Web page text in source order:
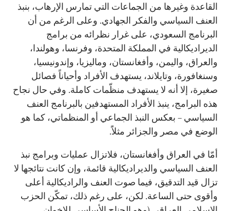
القاعدة وغيرها من الجماعات التي تمارس الإرهاب، بنبذ
العنف السياسي والفكر الجهادي. وعلى الرغم من أن
البرنامج السعودي، على غرار نظرائه من برامج
الديراديكالية في المملكة المتحدة، وفرنسا، وهولندا،
والعراق، واليمن، وأفغانستان، وماليزيا، وإندونيسيا،
وسنغافورة، وتايلاند، يستهدف الأفراد وأحياناً فصائل
صغيرة، إلا أنه لا يستهدف منظّمات كاملة. وفي حال نجاح
هذه البرامج، ينبذ الأفراد المستهدفين بالبرنامج العنف
السياسي – بعكس النبذ الجماعي أو المنظماتي، كما هو
الوضع في مصر والجزائر مثلاًَ.
أمّا في العراق وأفغانستان، فلاتزال عمليات وبرامج نبذ
العنف السياسي والديراديكالية قائمة، وإن كانت نتائجها لا
تزال قيد التدقيق، فيما صوت العنف والراديكالية أعلى
وأقوى حتى الساعة. لكن، على رغم ذلك، تمكّن الحزب